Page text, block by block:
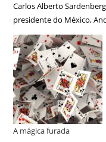
Carlos Alberto
presidente do México,
A mágica furada